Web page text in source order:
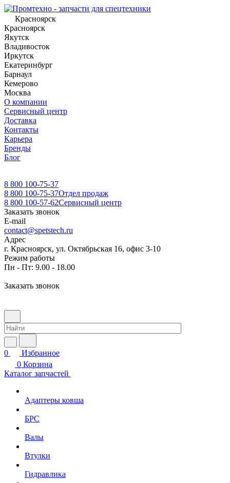
Красноярск
Красноярск
Якутск
Владивосток
Иркутск
Екатеринбург
Барнаул
Кемерово
Москва
О компании
Сервисный центр
Доставка
Контакты
Карьера
Бренды
Блог
8 800 100-75-37
8 800 100-75-37Отдел продаж
8 800 100-57-62Сервисный центр
Заказать звонок
E-mail
contact@spetstech.ru
Адрес
г. Красноярск, ул. Октябрьская 16, офис 3-10
Режим работы
Пн - Пт: 9.00 - 18.00
Заказать звонок
0
Избранное
0 Корзина
Каталог запчастей
Адаптеры ковша
БРС
Валы
Втулки
Гидравлика